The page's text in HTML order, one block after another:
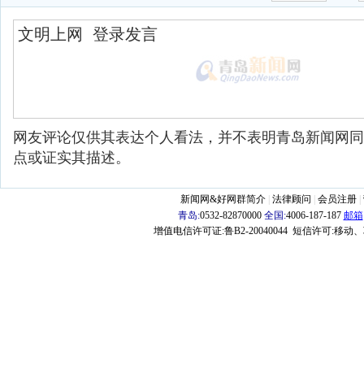
网友评论仅供其表达个人看法，并不表明青岛新闻网
点或证实其描述。